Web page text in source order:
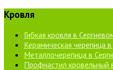
Кровля
Гибкая кровля в
Керамическая черепица
Металлочерепица в
Профнастил кровельный